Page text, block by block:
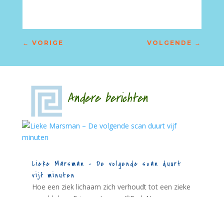
← VORIGE VOLGENDE →
Andere berichten
Lieke Marsman – De volgende scan duurt
vijf minuten
Hoe een ziek lichaam zich verhoudt tot een zieke